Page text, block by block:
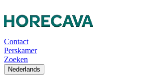
Contact
Perskamer
Zoeken
Nederlands